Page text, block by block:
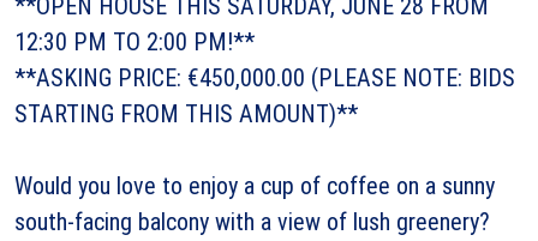
**OPEN HOUSE THIS SATURDAY, JUNE 28 FROM
12:30 PM TO 2:00 PM!**
**ASKING PRICE: €450,000.00 (PLEASE NOTE: BIDS
STARTING FROM THIS AMOUNT)**
Would you love to enjoy a cup of coffee on a sunny
south-facing balcony with a view of lush greenery?